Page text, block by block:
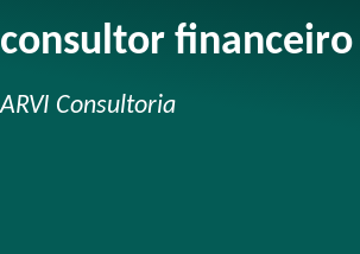
consultor financeiro
ARVI Consultoria